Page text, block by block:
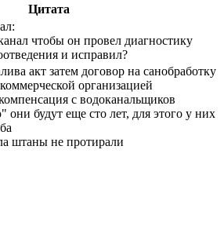
Цитата
чтобы он провел диагностику
и исправил?
акт затем договор на санобработку
организацией
с водоканальщиков
будут еще сто лет, для этого у них
штаны не протирали